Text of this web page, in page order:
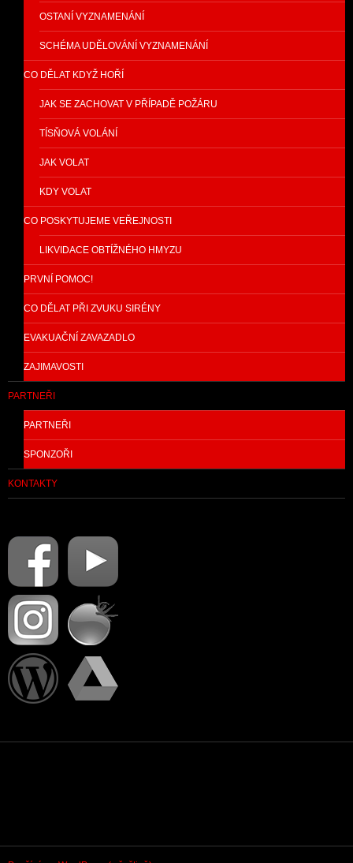
OSTANÍ VYZNAMENÁNÍ
SCHÉMA UDĚLOVÁNÍ VYZNAMENÁNÍ
CO DĚLAT KDYŽ HOŘÍ
JAK SE ZACHOVAT V PŘÍPADĚ POŽÁRU
TÍSŇOVÁ VOLÁNÍ
JAK VOLAT
KDY VOLAT
CO POSKYTUJEME VEŘEJNOSTI
LIKVIDACE OBTÍŽNÉHO HMYZU
PRVNÍ POMOC!
CO DĚLAT PŘI ZVUKU SIRÉNY
EVAKUAČNÍ ZAVAZADLO
ZAJIMAVOSTI
PARTNEŘI
PARTNEŘI
SPONZOŘI
KONTAKTY